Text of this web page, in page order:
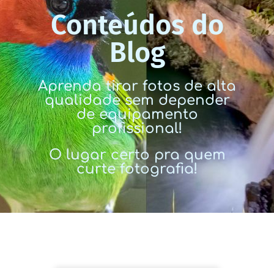
Conteúdos do
Blog
Aprenda tirar fotos de alta
qualidade sem depender
de equipamento
profissional!
O lugar certo pra quem
curte fotografia!